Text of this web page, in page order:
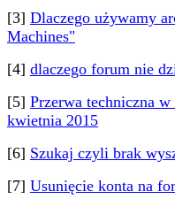
[3] Dlaczego używamy
Machines"
[4] dlaczego forum nie
[5] Przerwa techniczna
kwietnia 2015
[6] Szukaj czyli brak
[7] Usunięcie konta na